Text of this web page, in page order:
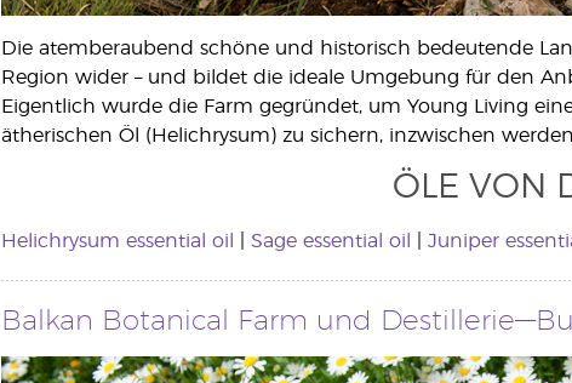
Die atemberaubend schöne und historisch bedeutende
Region wider – und bildet die ideale Umgebung für den
Eigentlich wurde die Farm gegründet, um Young Living
ätherischen Öl (Helichrysum) zu sichern, inzwischen
ÖLE VON
Helichrysum essential oil Sage essential oil Juniper
Balkan Botanical Farm und